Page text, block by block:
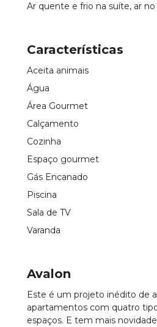
Ar quente e frio na suíte, ar no
Características
Aceita animais
Água
Área Gourmet
Calçamento
Cozinha
Espaço gourmet
Gás Encanado
Piscina
Sala de TV
Varanda
Avalon
Este é um projeto inédito de
apartamentos com quatro
espaços. E tem mais